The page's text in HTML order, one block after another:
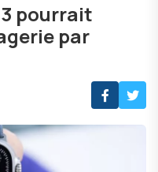
pourrait
par